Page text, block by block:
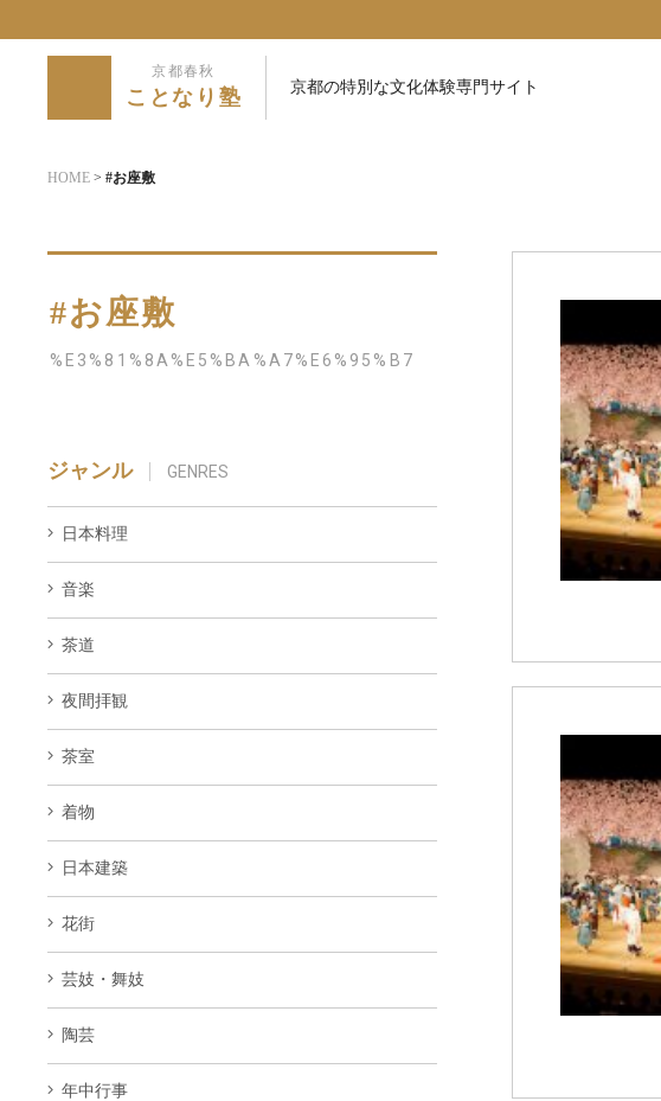
京都春秋
ことなり塾 京都の特別な文化体験専門サイト
HOME > #お座敷
#お座敷
%E3%81%8A%E5%BA%A7%E6%95%B7
ジャンル GENRES
日本料理
音楽
茶道
夜間拝観
茶室
着物
日本建築
花街
芸妓・舞妓
陶芸
年中行事